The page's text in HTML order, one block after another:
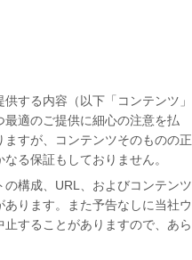
する内容（以下「コンテンツ」
適のご提供に細心の注意を払
すが、コンテンツそのものの正
る保証もしておりません。
構成、URL、およびコンテンツ
ります。また予告なしに当社ウ
することがありますので、あら